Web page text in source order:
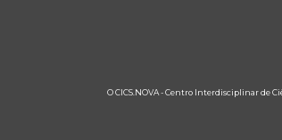
O CICS.NOVA - Centro Interdisciplinar de